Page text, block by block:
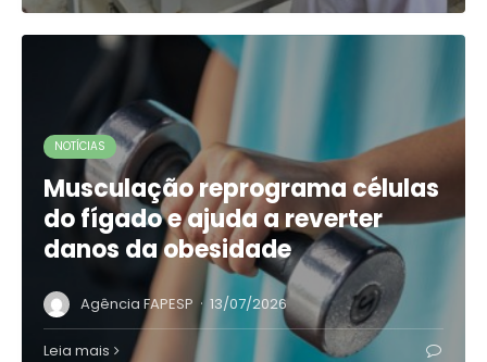
NOTÍCIAS
Musculação reprograma células
do fígado e ajuda a reverter
danos da obesidade
Agência FAPESP · 13/07/2026
Leia mais